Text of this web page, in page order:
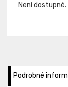
Není
Podrobné